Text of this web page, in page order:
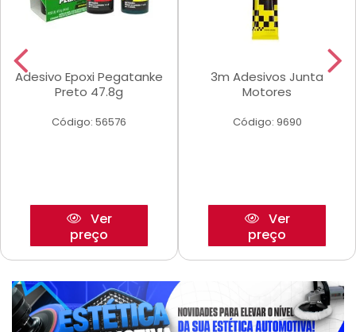
Adesivo Epoxi Pegatanke
Preto 47.8g
Código: 56576
Ver
preço
3m Adesivos Junta
Motores
Código: 9690
Ver
preço